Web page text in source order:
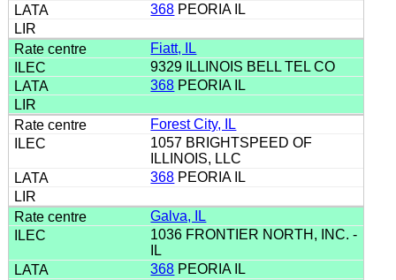
368 PEORIA IL
Fiatt, IL
9329 ILLINOIS BELL TEL CO
368 PEORIA IL
Forest City, IL
1057 BRIGHTSPEED OF
ILLINOIS, LLC
368 PEORIA IL
Galva, IL
1036 FRONTIER NORTH, INC. -
IL
368 PEORIA IL